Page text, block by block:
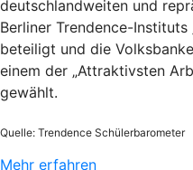
deutschlandweiten und
Berliner Trendence-
beteiligt und die
einem der „Attraktivsten
gewählt.
Quelle: Trendence Schülerbarometer
Mehr erfahren